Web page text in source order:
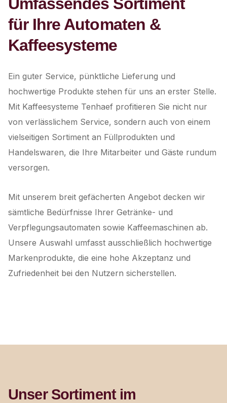
für Ihre Automaten &
Kaffeesysteme
Ein guter Service, pünktliche Lieferung und
hochwertige Produkte stehen für uns an erster Stelle.
Mit Kaffeesysteme Tenhaef profitieren Sie nicht nur
von verlässlichem Service, sondern auch von einem
vielseitigen Sortiment an Füllprodukten und
Handelswaren, die Ihre Mitarbeiter und Gäste rundum
versorgen.
Mit unserem breit gefächerten Angebot decken wir
sämtliche Bedürfnisse Ihrer Getränke- und
Verpflegungsautomaten sowie Kaffeemaschinen ab.
Unsere Auswahl umfasst ausschließlich hochwertige
Markenprodukte, die eine hohe Akzeptanz und
Zufriedenheit bei den Nutzern sicherstellen.
Unser Sortiment im